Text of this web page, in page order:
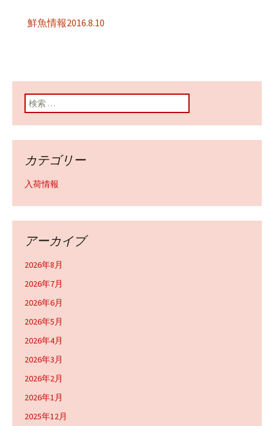
鮮魚情報2016.8.10
検索:
カテゴリー
入荷情報
アーカイブ
2026年8月
2026年7月
2026年6月
2026年5月
2026年4月
2026年3月
2026年2月
2026年1月
2025年12月